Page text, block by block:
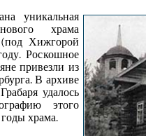
уникальная
храма
Хижгорой
Роскошное
привезли из
В архиве
удалось
этого
храма.